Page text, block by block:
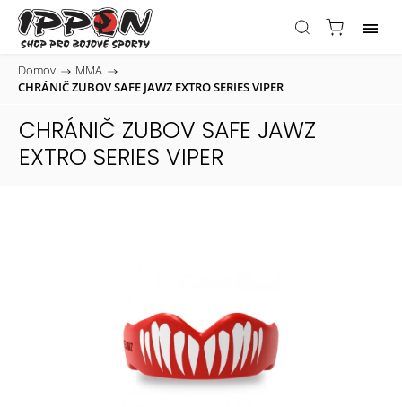
Domov / MMA /
CHRÁNIČ ZUBOV SAFE JAWZ EXTRO SERIES VIPER
CHRÁNIČ ZUBOV SAFE JAWZ
EXTRO SERIES VIPER